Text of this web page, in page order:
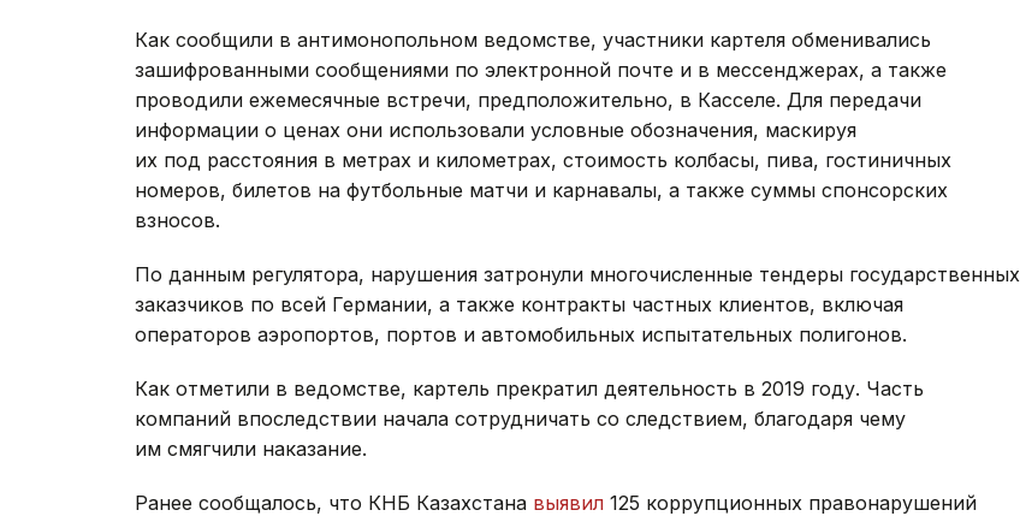
Как сообщили в антимонопольном ведомстве, участники картеля обменивались
зашифрованными сообщениями по электронной почте и в мессенджерах, а также
проводили ежемесячные встречи, предположительно, в Касселе. Для передачи
информации о ценах они использовали условные обозначения, маскируя
их под расстояния в метрах и километрах, стоимость колбасы, пива, гостиничных
номеров, билетов на футбольные матчи и карнавалы, а также суммы спонсорских
взносов.
По данным регулятора, нарушения затронули многочисленные тендеры государственных
заказчиков по всей Германии, а также контракты частных клиентов, включая
операторов аэропортов, портов и автомобильных испытательных полигонов.
Как отметили в ведомстве, картель прекратил деятельность в 2019 году. Часть
компаний впоследствии начала сотрудничать со следствием, благодаря чему
им смягчили наказание.
Ранее сообщалось, что КНБ Казахстана выявил 125 коррупционных правонарушений